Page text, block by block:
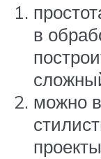
в
можно